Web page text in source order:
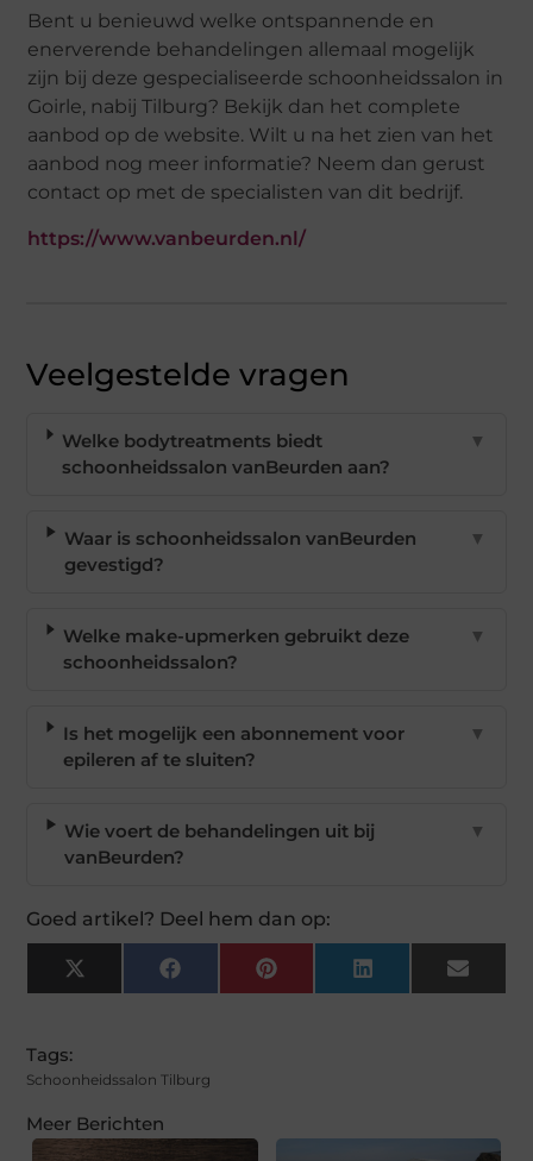
Bent u benieuwd welke ontspannende en
enerverende behandelingen allemaal mogelijk
zijn bij deze gespecialiseerde schoonheidssalon in
Goirle, nabij Tilburg? Bekijk dan het complete
aanbod op de website. Wilt u na het zien van het
aanbod nog meer informatie? Neem dan gerust
contact op met de specialisten van dit bedrijf.
https://www.vanbeurden.nl/
Veelgestelde vragen
Welke bodytreatments biedt
schoonheidssalon vanBeurden aan?
▼
Waar is schoonheidssalon vanBeurden
gevestigd?
▼
Welke make-upmerken gebruikt deze
schoonheidssalon?
▼
Is het mogelijk een abonnement voor
epileren af te sluiten?
▼
Wie voert de behandelingen uit bij
vanBeurden?
▼
Goed artikel? Deel hem dan op:
X
(Twitter)
FacebookPinterest LinkedIn Email
Tags:
Schoonheidssalon Tilburg
Meer Berichten